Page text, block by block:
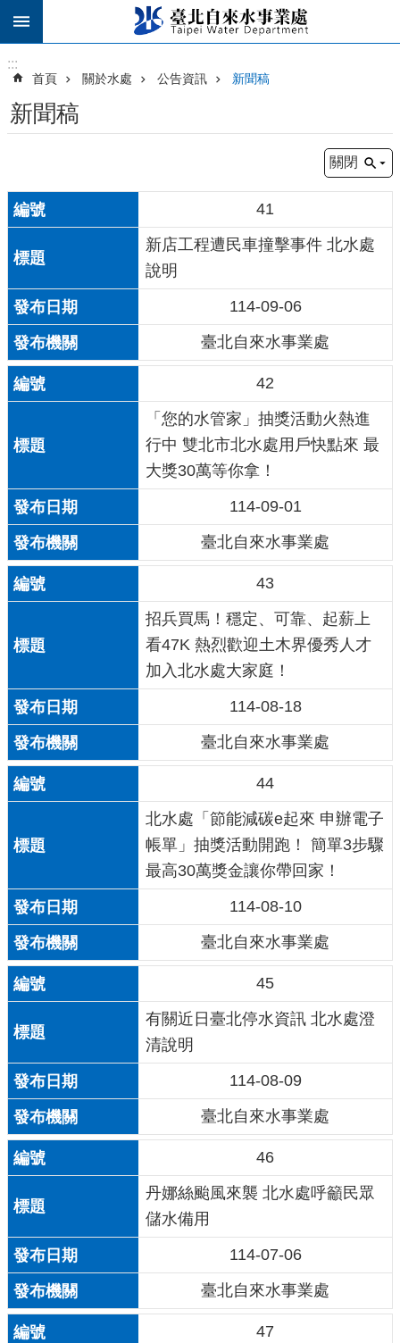
跳到主要內容區塊
:::
首頁 關於水處 公告資訊 新聞稿
新聞稿
關閉
41
新店工程遭民車撞擊事件 北水處
說明
114-09-06
臺北自來水事業處
42
「您的水管家」抽獎活動火熱進
行中 雙北市北水處用戶快點來 最
大獎30萬等你拿！
114-09-01
臺北自來水事業處
43
招兵買馬！穩定、可靠、起薪上
看47K 熱烈歡迎土木界優秀人才
加入北水處大家庭！
114-08-18
臺北自來水事業處
44
北水處「節能減碳e起來 申辦電子
帳單」抽獎活動開跑！ 簡單3步驟
最高30萬獎金讓你帶回家！
114-08-10
臺北自來水事業處
45
有關近日臺北停水資訊 北水處澄
清說明
114-08-09
臺北自來水事業處
46
丹娜絲颱風來襲 北水處呼籲民眾
儲水備用
114-07-06
臺北自來水事業處
47